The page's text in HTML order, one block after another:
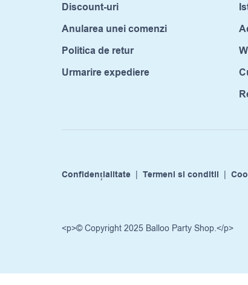
Discount-uri
Anularea unei comenzi
Politica de retur
Urmarire expediere
Confidențialitate | Termeni si conditii |
<p>© Copyright 2025 Balloo Party Shop.</p>